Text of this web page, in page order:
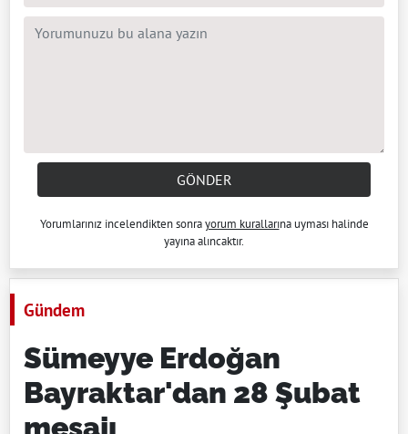
GÖNDER
Yorumlarınız incelendikten sonrayorum kurallarına uyması halinde
yayına alıncaktır.
Gündem
Sümeyye Erdoğan
Bayraktar'dan 28 Şubat
mesajı